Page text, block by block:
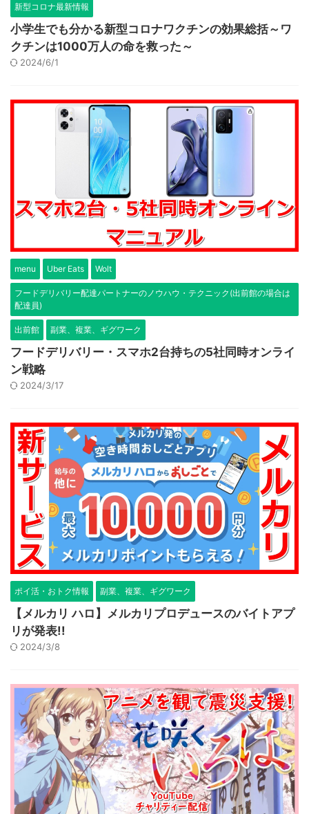
新型コロナ最新情報
小学生でも分かる新型コロナワクチンの効果総括～ワ
クチンは1000万人の命を救った～
2024/6/1
menu Uber Eats Wolt
フードデリバリー配達パートナーのノウハウ・テクニック(出前館の場合は
配達員)
出前館 副業、複業、ギグワーク
フードデリバリー・スマホ2台持ちの5社同時オンライ
ン戦略
2024/3/17
ポイ活・おトク情報 副業、複業、ギグワーク
【メルカリ ハロ】メルカリプロデュースのバイトアプ
リが発表!!
2024/3/8